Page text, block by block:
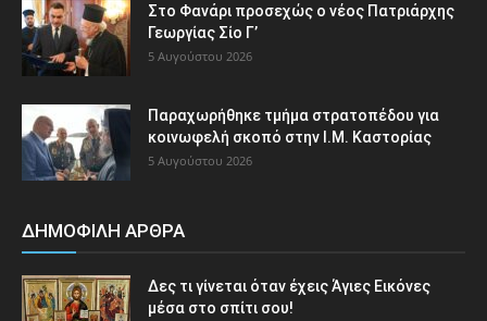
Στο Φανάρι προσεχώς ο νέος Πατριάρχης
Γεωργίας Σίο Γ’
5 Αυγούστου 2026
Παραχωρήθηκε τμήμα στρατοπέδου για
κοινωφελή σκοπό στην Ι.Μ. Καστορίας
5 Αυγούστου 2026
ΔΗΜΟΦΙΛΗ ΑΡΘΡΑ
Δες τι γίνεται όταν έχεις Άγιες Εικόνες
μέσα στο σπίτι σου!